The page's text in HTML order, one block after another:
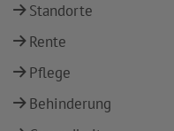
Standorte
Rente
Pflege
Behinderung